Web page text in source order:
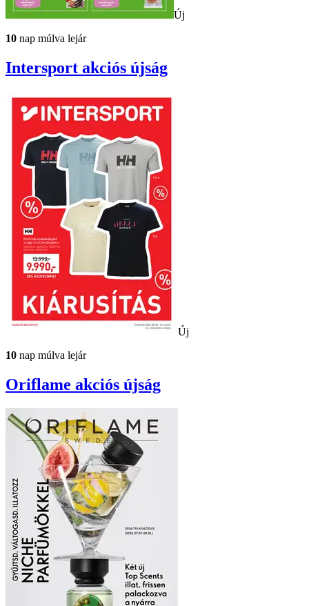
Új
10 nap múlva lejár
Intersport akciós újság
Új
10 nap múlva lejár
Oriflame akciós újság